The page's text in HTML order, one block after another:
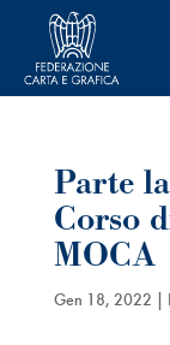
Parte
Corso
MOCA
Gen 18, 2022 |